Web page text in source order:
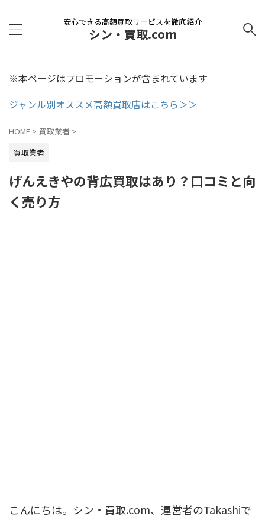
安心できる高額買取サービスを徹底紹介
シン・買取.com
※本ページはプロモーションが含まれています
ジャンル別オススメ高額買取店はこちら＞＞
HOME > 買取業者 >
買取業者
げんえきやの背広買取はあり？口コミと向
く売り方
こんにちは。シン・買取.com、運営者のTakashiで